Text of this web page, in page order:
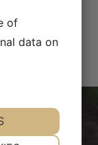
of
data on
NO